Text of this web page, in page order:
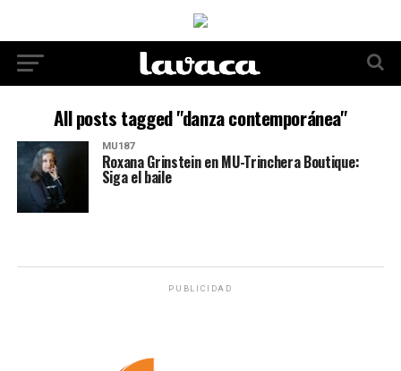
All posts tagged "danza contemporánea"
MU187
Roxana Grinstein en MU-Trinchera Boutique:
Siga el baile
PUBLICIDAD